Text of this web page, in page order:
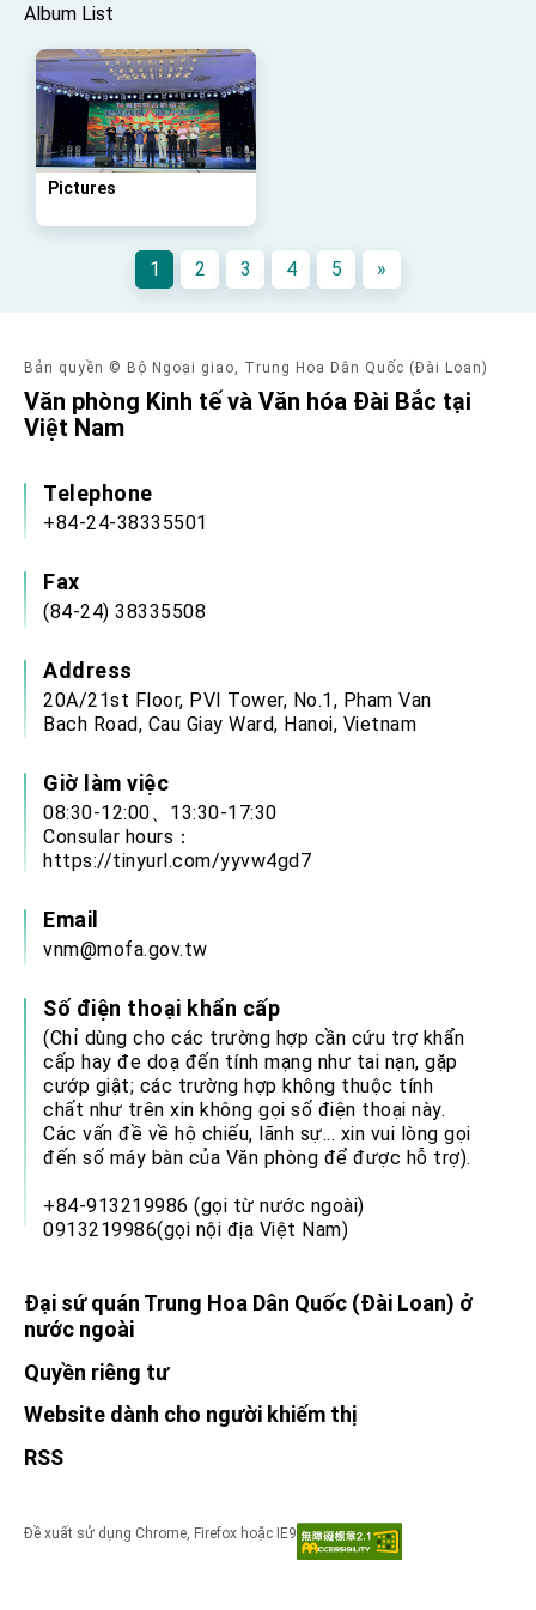
Album List
Pictures
1 2 3 4 5 »
Bản quyền © Bộ Ngoại giao, Trung Hoa Dân Quốc (Đài Loan)
Văn phòng Kinh tế và Văn hóa Đài Bắc tại
Việt Nam
Telephone
+84-24-38335501
Fax
(84-24) 38335508
Address
20A/21st Floor, PVI Tower, No.1, Pham Van
Bach Road, Cau Giay Ward, Hanoi, Vietnam
Giờ làm việc
08:30-12:00、13:30-17:30
Consular hours：
https://tinyurl.com/yyvw4gd7
Email
vnm@mofa.gov.tw
Số điện thoại khẩn cấp
(Chỉ dùng cho các trường hợp cần cứu trợ khẩn
cấp hay đe doạ đến tính mạng như tai nạn, gặp
cướp giật; các trường hợp không thuộc tính
chất như trên xin không gọi số điện thoại này.
Các vấn đề về hộ chiếu, lãnh sự... xin vui lòng gọi
đến số máy bàn của Văn phòng để được hỗ trợ).
+84-913219986 (gọi từ nước ngoài)
0913219986(gọi nội địa Việt Nam)
Đại sứ quán Trung Hoa Dân Quốc (Đài Loan) ở
nước ngoài
Quyền riêng tư
Website dành cho người khiếm thị
RSS
Đề xuất sử dụng Chrome, Firefox hoặc IE9